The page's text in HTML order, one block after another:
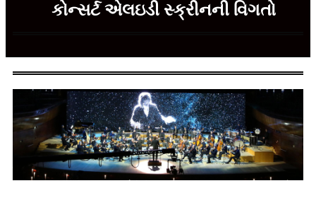
કોન્સર્ટ એલઇડી સ્ક્રીનની વિગતો